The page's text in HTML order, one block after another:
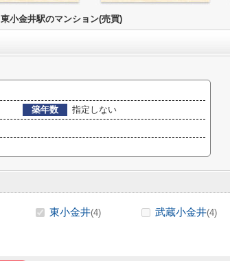
東小金井駅のマンション(売買)
築年数
指定しない
東小金井(4) 武蔵小金井(4)